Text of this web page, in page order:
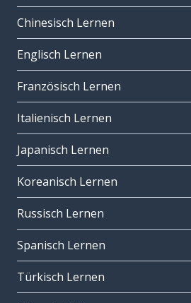
Chinesisch Lernen
Englisch Lernen
Französisch Lernen
Italienisch Lernen
Japanisch Lernen
Koreanisch Lernen
Russisch Lernen
Spanisch Lernen
Türkisch Lernen